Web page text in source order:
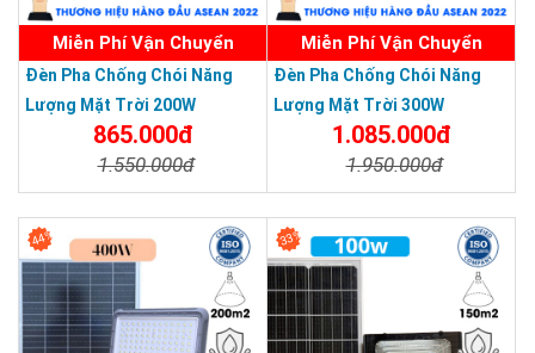
Miễn Phí Vận Chuyển
Đèn Pha Chống Chói Năng
Lượng Mặt Trời 200W
865.000đ
1.550.000đ
Miễn Phí Vận Chuyển
Đèn Pha Chống Chói Năng
Lượng Mặt Trời 300W
1.085.000đ
1.950.000đ
44% 33%